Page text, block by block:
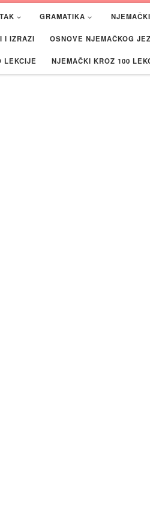
GRAMATIKA
I IZRAZI OSNOVE NJEMAČKOG
LEKCIJE NJEMAČKI KROZ 100